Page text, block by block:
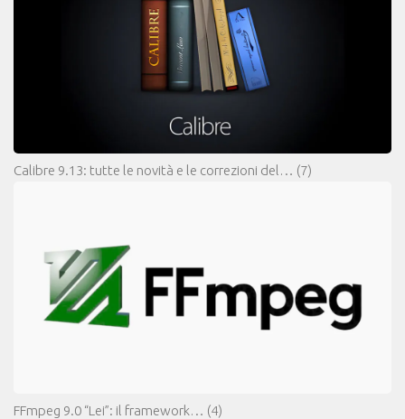
Calibre 9.13: tutte le novità e le correzioni del… (7)
FFmpeg 9.0 “Lei”: il framework… (4)